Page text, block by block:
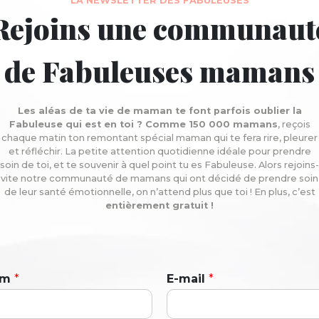
une
de Fabuleuses mamans
Les aléas de ta vie de maman te font parfois oublier la
Fabuleuse qui est en toi ? Comme 150 000 mamans, reçois
chaque matin ton remontant spécial maman qui te fera rire, pleurer
et réfléchir. La petite attention quotidienne idéale pour prendre
soin de toi, et te souvenir à quel point tu es Fabuleuse. Alors rejoins-
vite notre communauté de mamans qui ont décidé de prendre soin
de leur santé émotionnelle, on n’attend plus que toi ! En plus, c’est
entièrement gratuit !
* E-mail *